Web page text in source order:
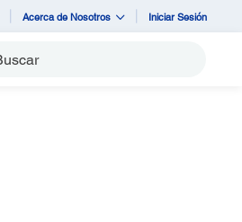
Acerca de Nosotros Iniciar Sesión